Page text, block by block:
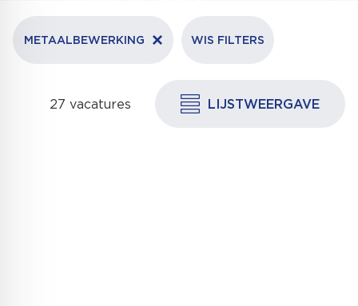
METAALBEWERKING WIS FILTERS
27 vacatures LIJSTWEERGAVE